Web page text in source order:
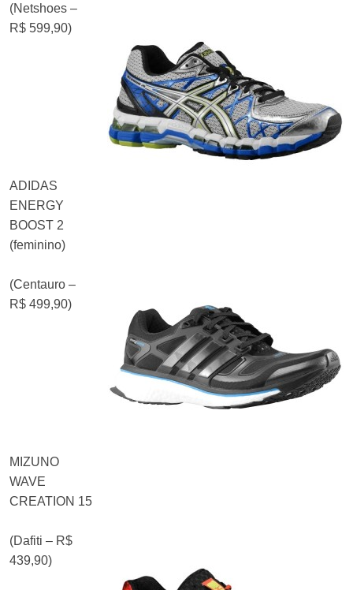
(Netshoes –
R$ 599,90)
ADIDAS
ENERGY
BOOST 2
(feminino)
(Centauro –
R$ 499,90)
MIZUNO
WAVE
CREATION 15
(Dafiti – R$
439,90)